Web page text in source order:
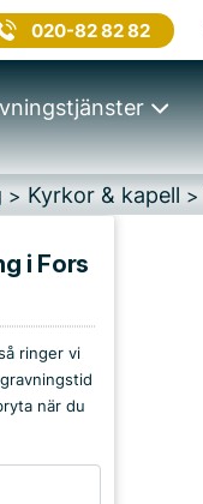
020-82 82 82
> Kyrkor & kapell >
i Fors
ringer vi
när du